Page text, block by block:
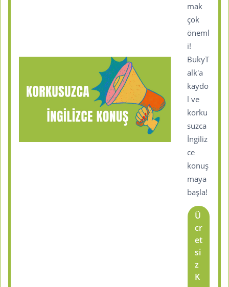
mak
çok
öneml
i!
BukyT
alk'a
kaydo
l ve
korku
suzca
İngiliz
ce
konuş
maya
başla!
Ü
cr
et
si
z
K